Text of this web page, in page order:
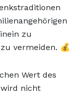
zu
vermeiden. 💰
Wert des
wird nicht